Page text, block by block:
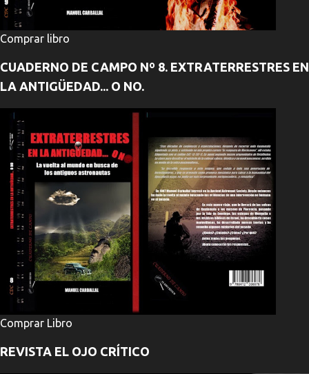
Comprar libro
CUADERNO DE CAMPO Nº 8. EXTRATERRESTRES EN
LA ANTIGÜEDAD... O NO.
Comprar Libro
REVISTA EL OJO CRÍTICO